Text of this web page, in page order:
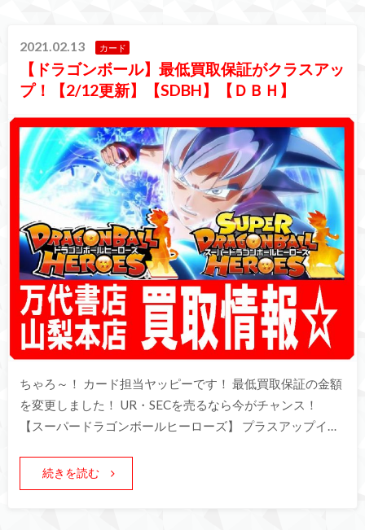
2021.02.13 カード
【ドラゴンボール】最低買取保証がクラスアッ
プ！【2/12更新】【SDBH】【ＤＢＨ】
ちゃろ～！ カード担当ヤッピーです！ 最低買取保証の金額
を変更しました！ UR・SECを売るなら今がチャンス！
【スーパードラゴンボールヒーローズ】 プラスアップイ…
続きを読む